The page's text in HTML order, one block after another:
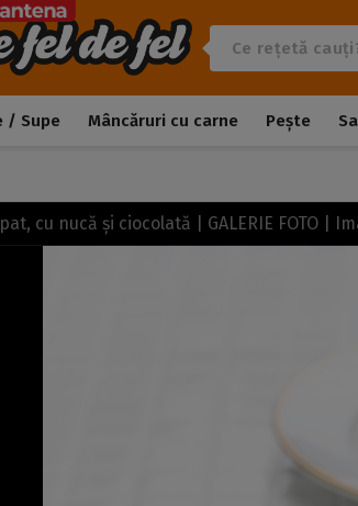
/ Supe Mâncăruri cu carne Pește
cu nucă și ciocolată | GALERIE FOTO |